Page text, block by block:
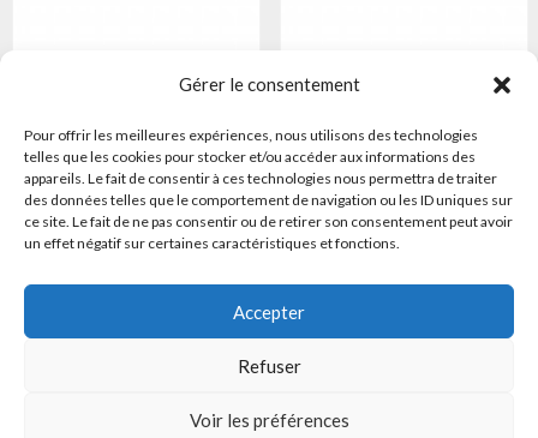
Gérer le consentement
Pour offrir les meilleures expériences, nous utilisons des technologies
telles que les cookies pour stocker et/ou accéder aux informations des
appareils. Le fait de consentir à ces technologies nous permettra de traiter
des données telles que le comportement de navigation ou les ID uniques sur
ce site. Le fait de ne pas consentir ou de retirer son consentement peut avoir
un effet négatif sur certaines caractéristiques et fonctions.
Accepter
Refuser
Voir les préférences
Lire la suite
fixes – type HPG
Lire la suite
© 2024 Engins Segor - Tous droits réservés |
Plan du site
| Hébergement / Référencement :